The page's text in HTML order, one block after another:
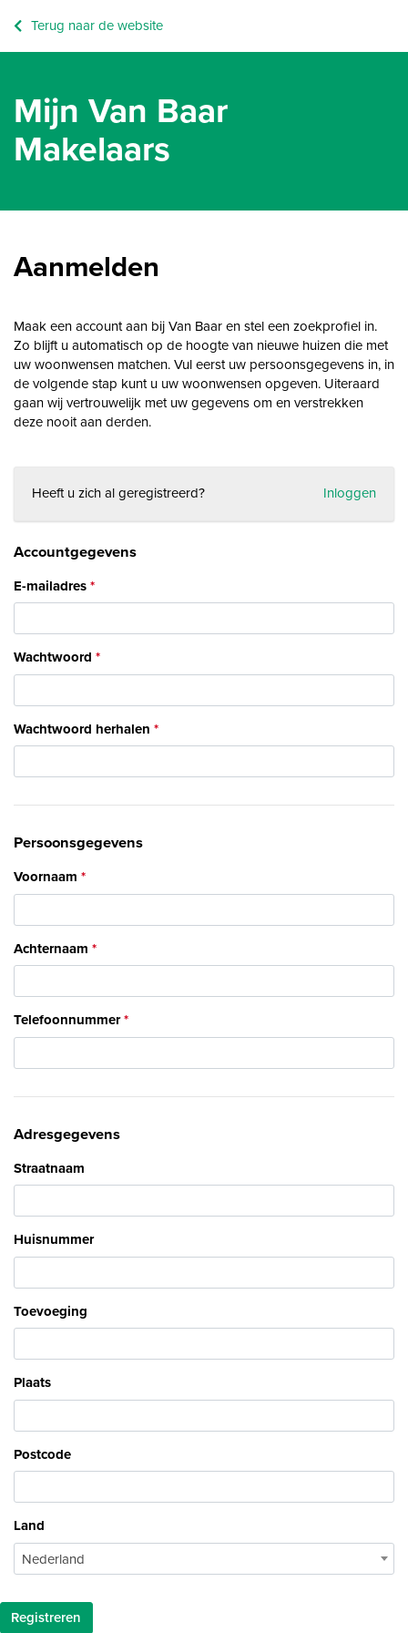
Terug naar de website
Mijn Van Baar
Makelaars
Aanmelden
Maak een account aan bij Van Baar en stel een zoekprofiel in.
Zo blijft u automatisch op de hoogte van nieuwe huizen die met
uw woonwensen matchen. Vul eerst uw persoonsgegevens in, in
de volgende stap kunt u uw woonwensen opgeven. Uiteraard
gaan wij vertrouwelijk met uw gegevens om en verstrekken
deze nooit aan derden.
Heeft u zich al geregistreerd? Inloggen
Accountgegevens
E-mailadres
Wachtwoord
Wachtwoord herhalen
Persoonsgegevens
Voornaam
Achternaam
Telefoonnummer
Adresgegevens
Straatnaam
Huisnummer
Toevoeging
Plaats
Postcode
Land
Nederland
Registreren